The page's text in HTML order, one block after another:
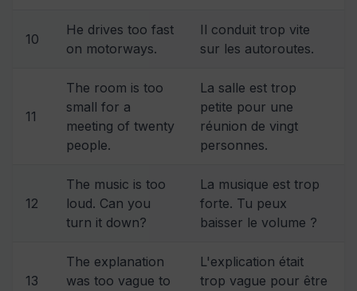
10
He drives too fast
on motorways.
Il conduit trop vite
sur les autoroutes.
11
The room is too
small for a
meeting of twenty
people.
La salle est trop
petite pour une
réunion de vingt
personnes.
12
The music is too
loud. Can you
turn it down?
La musique est trop
forte. Tu peux
baisser le volume ?
13
The explanation
was too vague to
L'explication était
trop vague pour être